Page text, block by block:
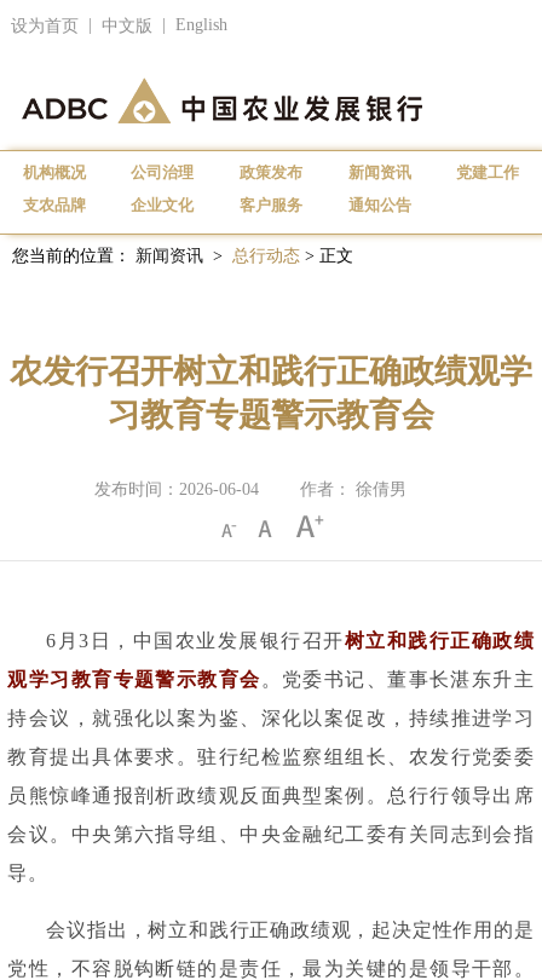
设为首页 中文版 English
机构概况 公司治理 政策发布 新闻资讯
党建工作
支农品牌
企业文化 客户服务 通知公告
您当前的位置： 新闻资讯 > 总行动态 > 正文
农发行召开树立和践行正确政绩观学
习教育专题警示教育会
发布时间：2026-06-04 作者： 徐倩男
6月3日，中国农业发展银行召开树立和践行正确政绩
观学习教育专题警示教育会。党委书记、董事长湛东升主
持会议，就强化以案为鉴、深化以案促改，持续推进学习
教育提出具体要求。驻行纪检监察组组长、农发行党委委
员熊惊峰通报剖析政绩观反面典型案例。总行行领导出席
会议。中央第六指导组、中央金融纪工委有关同志到会指
导。
会议指出，树立和践行正确政绩观，起决定性作用的是
党性，不容脱钩断链的是责任，最为关键的是领导干部。